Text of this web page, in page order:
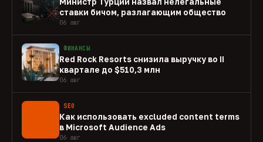
ставки бичом, разлагающим общество
06 авг
ФИНАНСЫ
Red Rock Resorts снизила выручку во II
квартале до $510,3 млн
06 авг
SEO
Как использовать excluded content terms
в Microsoft Audience Ads
06 авг